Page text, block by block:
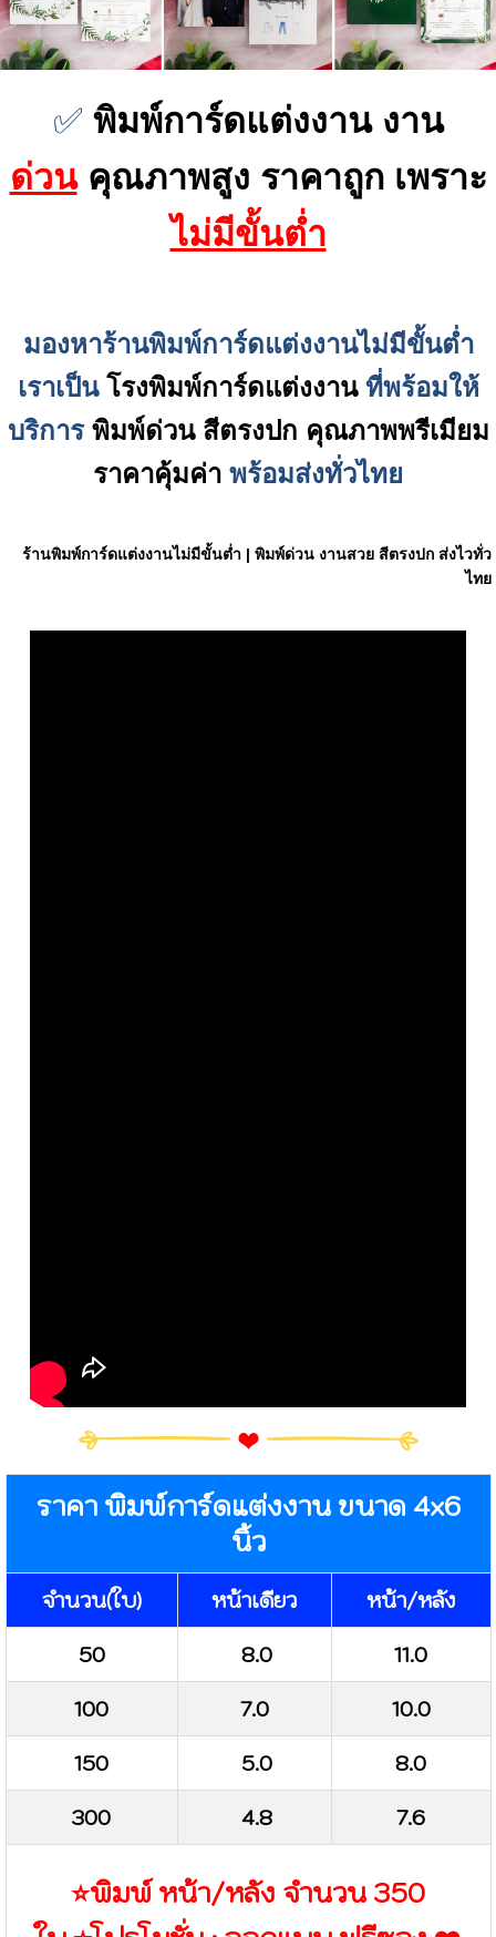
✅ พิมพ์การ์ดแต่งงาน งาน
ด่วนคุณภาพสูง ราคาถูก เพราะ
ไม่มีขั้นต่ำ
มองหาร้านพิมพ์การ์ดแต่งงานไม่มีขั้นต่ำ
เราเป็น โรงพิมพ์การ์ดแต่งงานที่พร้อมให้
บริการ พิมพ์ด่วน สีตรงปก คุณภาพพรีเมียม
ราคาคุ้มค่า พร้อมส่งทั่วไทย
ร้านพิมพ์การ์ดแต่งงานไม่มีขั้นต่ำ | พิมพ์ด่วน งานสวย สีตรงปก ส่งไวทั่ว
ไทย
ราคา พิมพ์การ์ดแต่งงาน ขนาด 4x6
นิ้ว
จำนวน(ใบ) หน้าเดียว หน้า/หลัง
50 8.0 11.0
100 7.0 10.0
150 5.0 8.0
300 4.8 7.6
⭐️พิมพ์ หน้า/หลัง จำนวน 350